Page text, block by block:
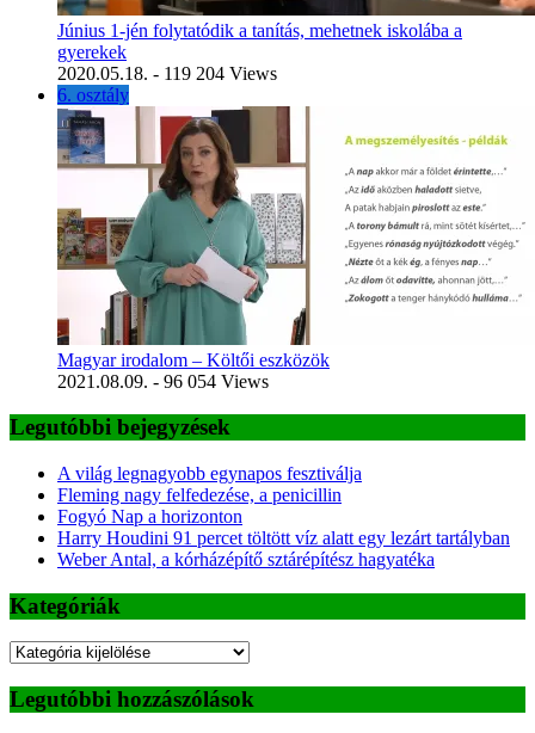
Június 1-jén folytatódik a tanítás, mehetnek iskolába a
gyerekek
2020.05.18. - 119 204 Views
6. osztály
Magyar irodalom – Költői eszközök
2021.08.09. - 96 054 Views
Legutóbbi bejegyzések
A világ legnagyobb egynapos fesztiválja
Fleming nagy felfedezése, a penicillin
Fogyó Nap a horizonton
Harry Houdini 91 percet töltött víz alatt egy lezárt tartályban
Weber Antal, a kórházépítő sztárépítész hagyatéka
Kategóriák
Kategóriák
Legutóbbi hozzászólások